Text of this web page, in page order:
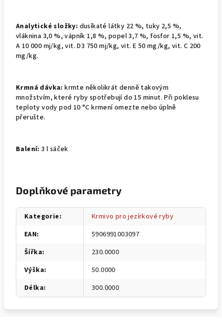
Analytické složky: dusíkaté látky 22 %, tuky 2,5 %,
vláknina 3,0 %, vápník 1,8 %, popel 3,7 %, fosfor 1,5 %, vit.
A 10 000 mj/kg, vit. D3 750 mj/kg, vit. E 50 mg/kg, vit. C 200
mg/kg.
Krmná dávka: krmte několikrát denně takovým
množstvím, které ryby spotřebují do 15 minut. Při poklesu
teploty vody pod 10 °C krmení omezte nebo úplně
přerušte.
Balení: 3 l sáček
Doplňkové parametry
Kategorie:
Krmivo pro jezírkové ryby
EAN:
5906991003097
Šířka:
230.0000
Výška:
50.0000
Délka: 300.0000